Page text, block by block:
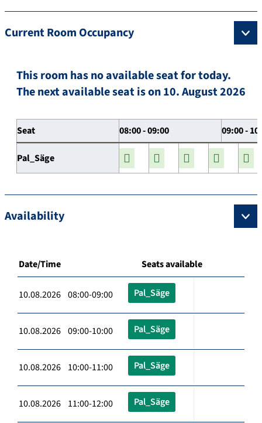
Current Room Occupancy
This room has no available seat for today.
The next available seat is on 10. August 2026
Seat 08:00 - 09:00 09:00 -
Pal_Säge
Availability
Date/Time Seats available
10.08.2026 08:00-09:00 Pal_Säge
10.08.2026 09:00-10:00 Pal_Säge
10.08.2026 10:00-11:00 Pal_Säge
10.08.2026 11:00-12:00 Pal_Säge